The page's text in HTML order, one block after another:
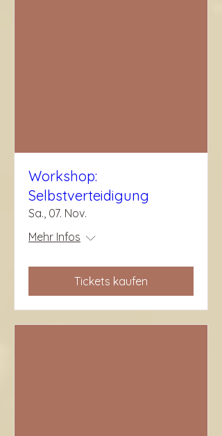
Workshop:
Selbstverteidigung
Sa., 07. Nov.
Mehr Infos
Tickets kaufen